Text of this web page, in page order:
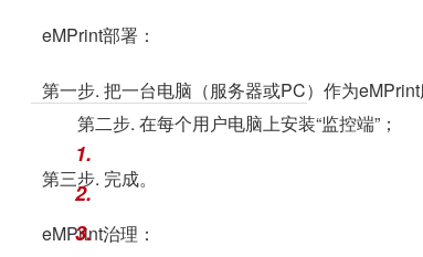
eMPrint部署：
第一步. 把一台电脑（服务器或PC）作为
第二步. 在每个用户电脑上安装“监控端”；
第三步. 完成。
eMPrint治理：
1.
2.
3.